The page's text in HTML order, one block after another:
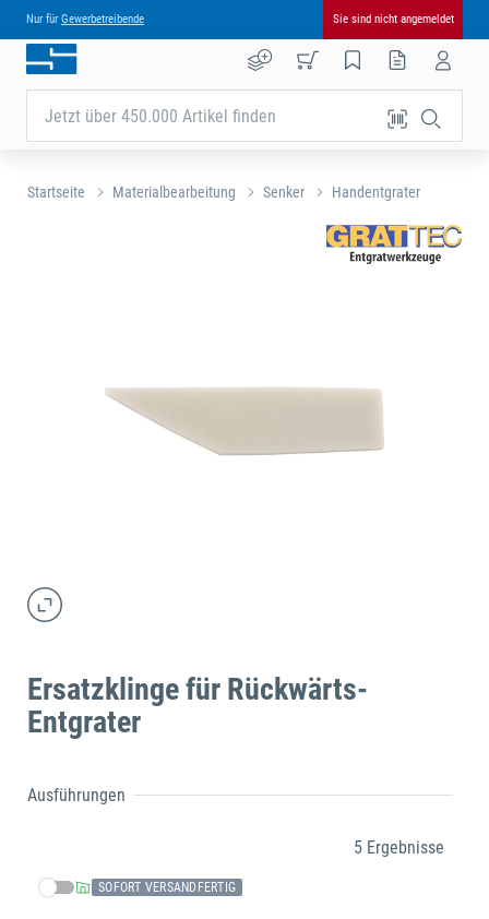
Nur für Gewerbetreibende Sie sind nicht angemeldet
Jetzt über 450.000 Artikel finden
Startseite Materialbearbeitung Senker Handentgrater
Ersatzklinge für Rückwärts-
Entgrater
Ausführungen
5 Ergebnisse
SOFORT VERSANDFERTIG